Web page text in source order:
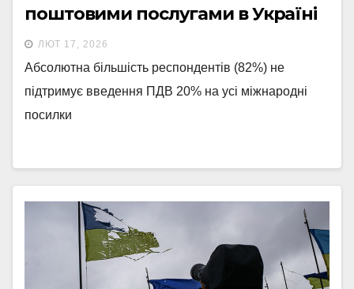
поштовими послугами в Україні
ЛЮТ 17, 2026
Абсолютна більшість респондентів (82%) не
підтримує введення ПДВ 20% на усі міжнародні
посилки